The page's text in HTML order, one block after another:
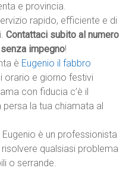
e provincia.
rapido, efficiente e di
Contattaci subito al numero
impegno!
è Eugenio il fabbro
orario e giorno festivi
con fiducia c’è il
la tua chiamata al
è un professionista
qualsiasi problema
o serrande.